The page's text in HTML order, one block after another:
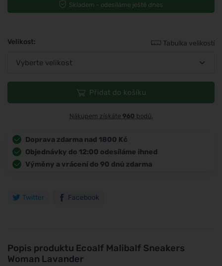
Popis produktu Ecoalf Malibalf Sneakers
Woman Lavander
Skladem - odesíláme ještě dnes
Velikost: Tabulka velikostí
Přidat do košíku
Nákupem získáte 960 bodů.
Doprava zdarma nad 1800 Kč
Objednávky do 12:00 odesíláme ihned
Výměny a vrácení do 90 dnů zdarma
Twitter Facebook